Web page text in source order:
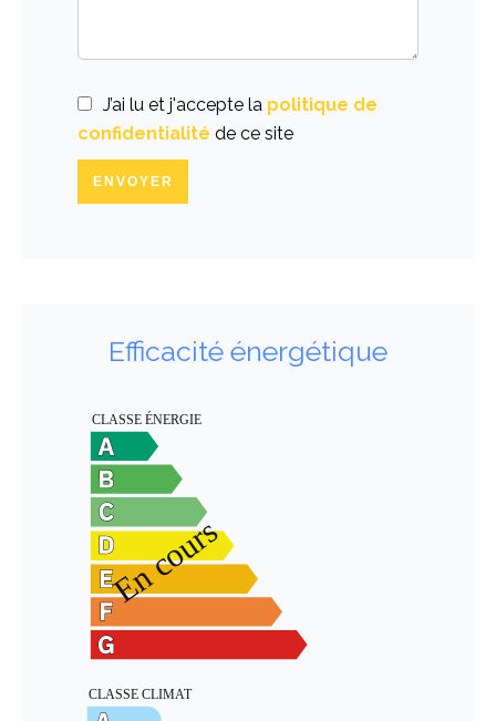
J’ai lu et j'accepte la politique de
confidentialité de ce site
ENVOYER
Efficacité énergétique